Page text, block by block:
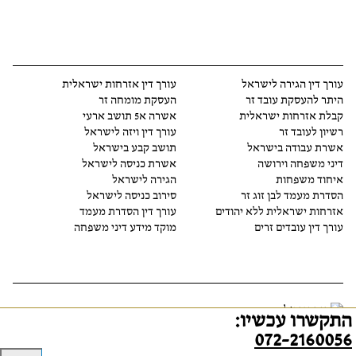
התקשרו עכשיו:
072-2160056
עורך דין הגירה לישראל
היתר להעסקת עובד זר
קבלת אזרחות ישראלית
רשיון לעובד זר
אשרת עבודה בישראל
דיני משפחה וירושה
איחוד משפחות
הסדרת מעמד לבן זוג זר
אזרחות ישראלית ללא יהודים
עורך דין עובדים זרים
עורך דין אזרחות ישראלית
העסקת מומחה זר
אשרה א5 תושב ארעי
עורך דין ויזה לישראל
תושב קבע בישראל
אשרת כניסה לישראל
הגירה לישראל
סירוב כניסה לישראל
עורך דין הסדרת מעמד
מוקד מידע דיני משפחה
2026 © כל הזכויות שמורות - דוד אנג׳ל עו״ד ונוטריון
marketing